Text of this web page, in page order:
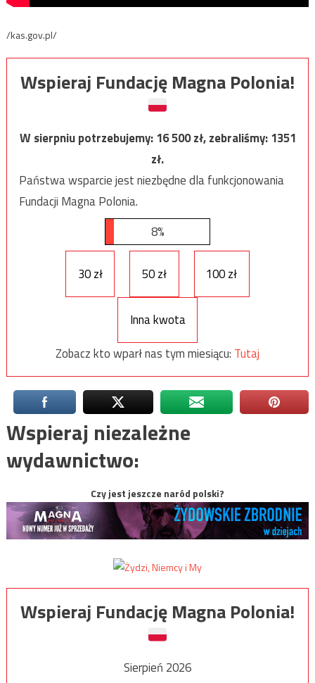
/kas.gov.pl/
Wspieraj Fundację Magna Polonia!
W sierpniu potrzebujemy:16 500zł, zebraliśmy:1351
zł.
Państwa wsparcie jest niezbędne dla funkcjonowania
Fundacji Magna Polonia.
8%
30 zł 50 zł 100 zł
Inna kwota
Zobacz kto wparł nas tym miesiącu: Tutaj
Wspieraj niezależne
wydawnictwo:
Czy jest jeszcze naród polski?
Wspieraj Fundację Magna Polonia!
Sierpień 2026